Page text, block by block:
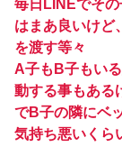
毎日LINEでそ
はまあ良いけど
を渡す等々
A子もB子もい
動する事もある
でB子の隣にベ
気持ち悪いくら